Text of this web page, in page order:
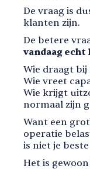
De vraag is
klanten zijn.
De betere
vandaag
Wie draagt bij
Wie vreet
Wie krijgt
normaal zijn
Want een
operatie
is niet je
Het is